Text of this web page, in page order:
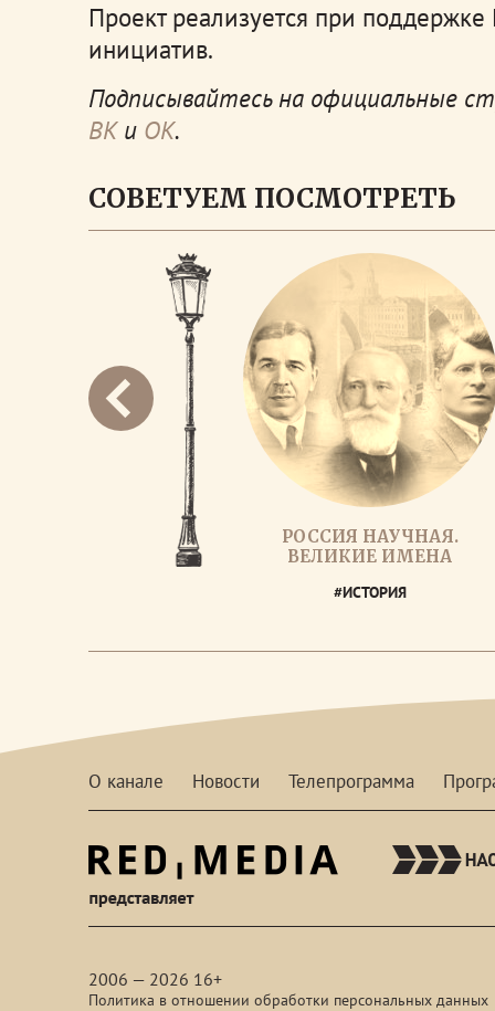
Проект реализуется при
инициатив.
Подписывайтесь на официальные
ВКи ОК.
СОВЕТУЕМ ПОСМОТРЕТЬ
РОССИЯ НАУЧНАЯ.
ВЕЛИКИЕ ИМЕНА
#ИСТОРИЯ
О канале Новости Телепрограмма
2006 — 2026 16+
Политика в отношении обработки персональных данных